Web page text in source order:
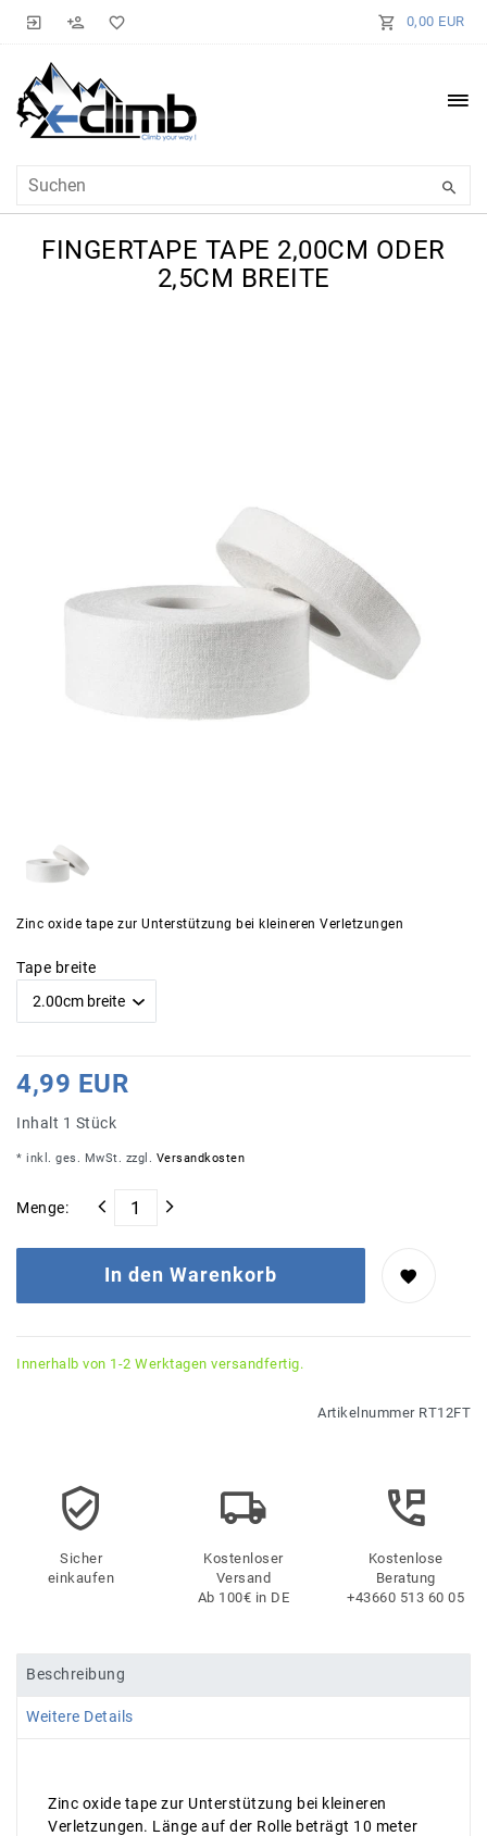
0,00 EUR
FINGERTAPE TAPE 2,00CM ODER
2,5CM BREITE
Zinc oxide tape zur Unterstützung bei kleineren Verletzungen
Tape breite
4,99 EUR
Inhalt 1 Stück
* inkl. ges. MwSt. zzgl. Versandkosten
Menge:
In den Warenkorb
Innerhalb von 1-2 Werktagen versandfertig.
Artikelnummer RT12FT
Sicher
einkaufen
Kostenloser
Versand
Ab 100€ in DE
Kostenlose
Beratung
+43660 513 60 05
Beschreibung
Weitere Details
Zinc oxide tape zur Unterstützung bei kleineren
Verletzungen. Länge auf der Rolle beträgt 10 meter